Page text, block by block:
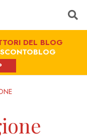
DEL BLOG
SCONTOBLOG